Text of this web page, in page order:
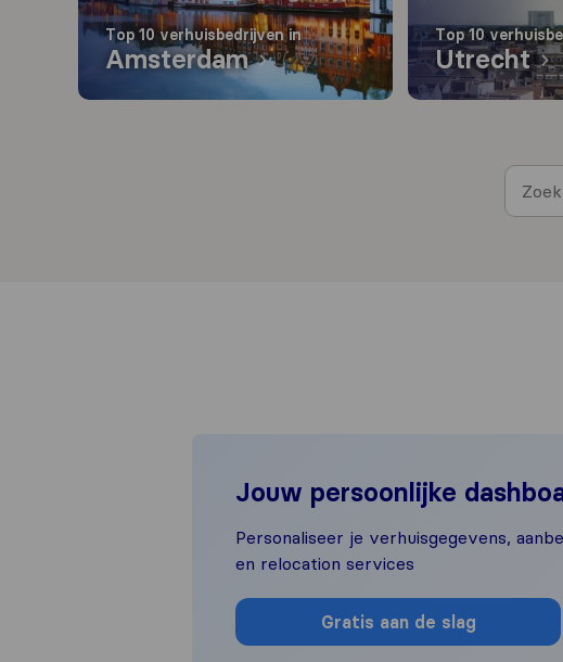
Top 10 verhuisbedrijven in
Amsterdam
Top 10
Utrecht
Jouw persoonlijke
Personaliseer je verhuisgegevens,
en relocation services
Gratis aan de slag